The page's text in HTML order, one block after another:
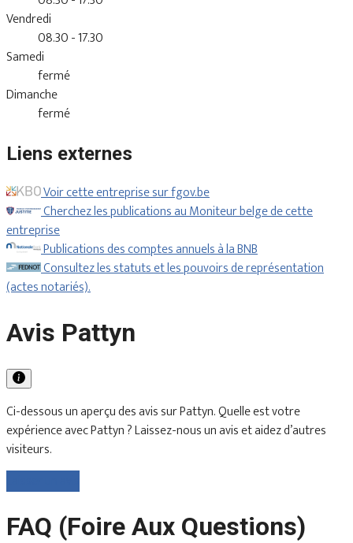
Vendredi
08.30 - 17.30
Samedi
fermé
Dimanche
fermé
Liens externes
Voir cette entreprise sur fgov.be
Cherchez les publications au Moniteur belge de cette
entreprise
Publications des comptes annuels à la BNB
Consultez les statuts et les pouvoirs de représentation
(actes notariés).
Avis Pattyn
Ci-dessous un aperçu des avis sur Pattyn. Quelle est votre
expérience avec Pattyn ? Laissez-nous un avis et aidez d’autres
visiteurs.
FAQ (Foire Aux Questions)